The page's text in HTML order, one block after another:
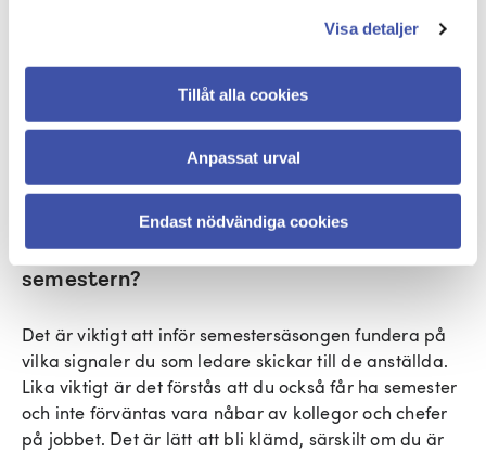
Visa detaljer
Tillåt alla cookies
Anpassat urval
Endast nödvändiga cookies
semester i förskott dras den summan på slutlönen.
de av och får inte dras på slutlönen. Upphör
anställningen genom uppsägning på grund av
arbetsbrist från arbetsgivarens sida, är det viktigt att
känna till att arbetsgivaren aldrig får begära tillbaka
förskottssemestern.
Är det okej att kräva nåbarhet under
semestern?
Det är viktigt att inför semestersäsongen fundera på
vilka signaler du som ledare skickar till de anställda.
Lika viktigt är det förstås att du också får ha semester
och inte förväntas vara nåbar av kollegor och chefer
på jobbet. Det är lätt att bli klämd, särskilt om du är